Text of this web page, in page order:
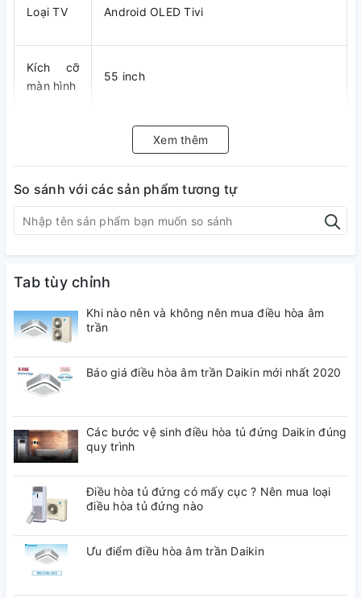
Loại TV Android OLED Tivi
Kích cỡ
màn hình
55 inch
Màn hình phẳng
Độ phân
giải
Ultra HD 4K (3840 x 2160)
KHẢ NĂNG KẾT NỐI
Bluetooth
Kết nối
Internet
Cổng LAN, Wifi
Cổng AV Không
Cổng
HDMI
4 cổng
Xem thêm
So sánh với các sản phẩm tương tự
Tab tùy chỉnh
Khi nào nên và không nên mua điều hòa âm
trần
Báo giá điều hòa âm trần Daikin mới nhất 2020
Các bước vệ sinh điều hòa tủ đứng Daikin đúng
quy trình
Điều hòa tủ đứng có mấy cục ? Nên mua loại
điều hòa tủ đứng nào
Ưu điểm điều hòa âm trần Daikin